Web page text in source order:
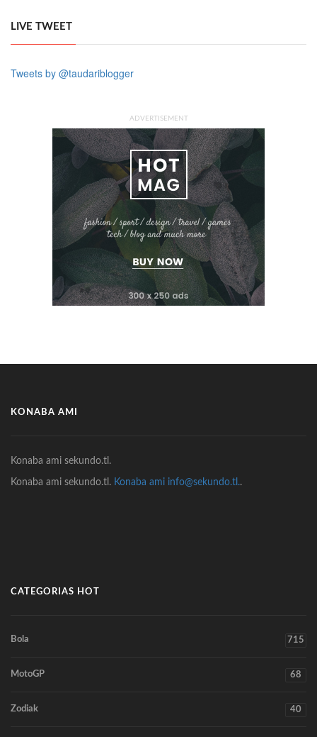
LIVE TWEET
Tweets by @taudariblogger
ADVERTISEMENT
KONABA AMI
Konaba ami sekundo.tl.
Konaba ami sekundo.tl. Konaba ami info@sekundo.tl..
CATEGORIAS HOT
Bola 715
MotoGP 68
Zodiak 40